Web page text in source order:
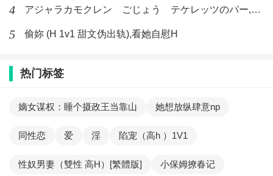
4 アジャラカモクレン ごじょう テケレッツのパー,【No. 42 Rube Goldberg Machine】十四
5 偷妳 (H 1v1 甜文伪出轨),看她自慰H
热门标签
嫡女谋权：睡个摄政王当靠山 她想放纵肆意np
同性恋 爱 淫 陷宠（高h ）1V1
性奴男妻（雙性 高H）[繁體版] 小保姆撩春记